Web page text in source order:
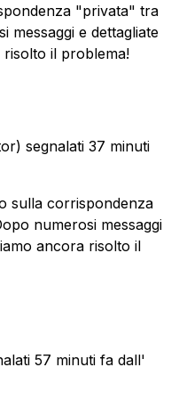
"privata" tra
messaggi e dettagliate
il problema!
segnalati 37 minuti
sulla corrispondenza
numerosi messaggi
ancora risolto il
57 minuti fa dall'